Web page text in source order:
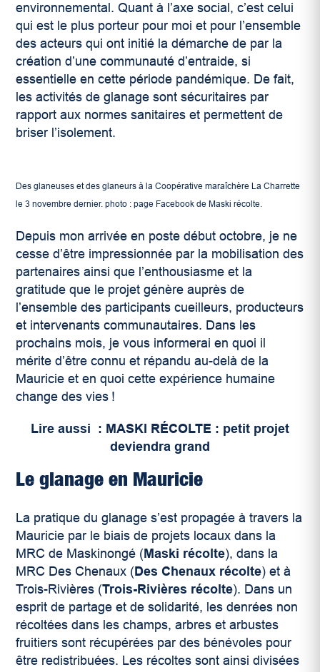
environnemental. Quant à l’axe social, c’est celui
qui est le plus porteur pour moi et pour l’ensemble
des acteurs qui ont initié la démarche de par la
création d’une communauté d’entraide, si
essentielle en cette période pandémique. De fait,
les activités de glanage sont sécuritaires par
rapport aux normes sanitaires et permettent de
briser l’isolement.
Des glaneuses et des glaneurs à la Coopérative maraîchère La Charrette
le 3 novembre dernier. photo : page Facebook de Maski récolte.
Depuis mon arrivée en poste début octobre, je ne
cesse d’être impressionnée par la mobilisation des
partenaires ainsi que l’enthousiasme et la
gratitude que le projet génère auprès de
l’ensemble des participants cueilleurs, producteurs
et intervenants communautaires. Dans les
prochains mois, je vous informerai en quoi il
mérite d’être connu et répandu au-delà de la
Mauricie et en quoi cette expérience humaine
change des vies !
Lire aussi : MASKI RÉCOLTE : petit projet
deviendra grand
Le glanage en Mauricie
La pratique du glanage s’est propagée à travers la
Mauricie par le biais de projets locaux dans la
MRC de Maskinongé (Maski récolte), dans la
MRC Des Chenaux ( Des Chenaux récolte) et à
Trois-Rivières (Trois-Rivières récolte). Dans un
esprit de partage et de solidarité, les denrées non
récoltées dans les champs, arbres et arbustes
fruitiers sont récupérées par des bénévoles pour
être redistribuées. Les récoltes sont ainsi divisées